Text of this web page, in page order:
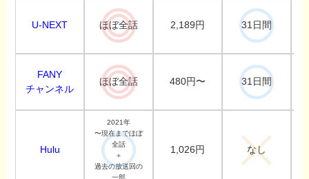
U-NEXT ほぼ全話 2,189円 31日間
FANY
チャンネル
ほぼ全話 480円〜 31日間
Hulu
2021年
〜現在までほぼ
全話
＋
過去の放送回の
一部
1,026円 なし